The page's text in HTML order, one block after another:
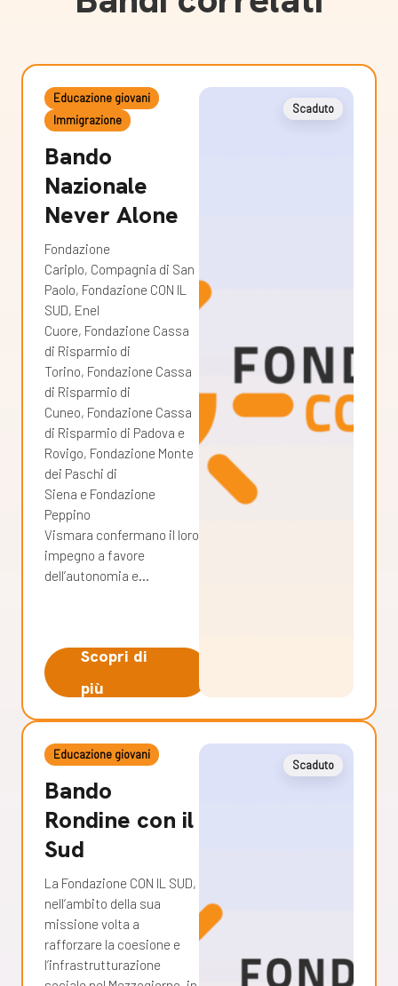
Educazione giovani
Immigrazione
Bando
Nazionale
Never Alone
Fondazione
Cariplo, Compagnia di San
Paolo, Fondazione CON IL
SUD, Enel
Cuore, Fondazione Cassa
di Risparmio di
Torino, Fondazione Cassa
di Risparmio di
Cuneo, Fondazione Cassa
di Risparmio di Padova e
Rovigo, Fondazione Monte
dei Paschi di
Siena e Fondazione
Peppino
Vismara confermano il loro
impegno a favore
dell’autonomia e…
Scopri di
più
Scaduto
Educazione giovani
Bando
Rondine con il
Sud
La Fondazione CON IL SUD,
nell’ambito della sua
missione volta a
rafforzare la coesione e
l’infrastrutturazione
Scaduto